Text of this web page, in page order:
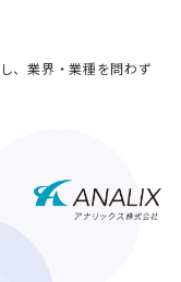
、業界・業種を問わず